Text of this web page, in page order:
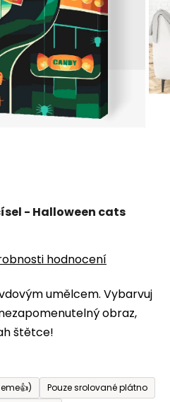
umělcem. Vybarvuj
obraz,
štětce!
Pouze srolované plátno
- Halloween cats
hodnocení